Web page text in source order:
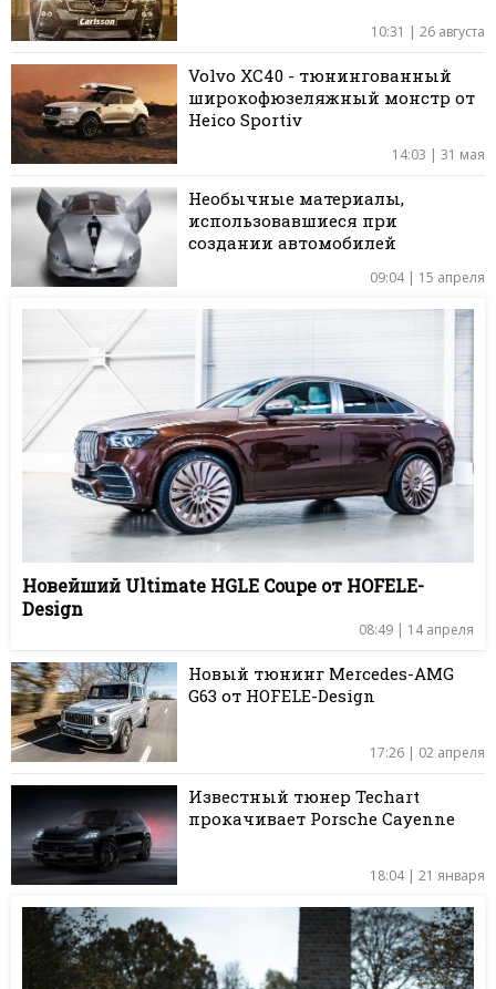
10:31 | 26 августа
Volvo XC40 - тюнингованный
широкофюзеляжный монстр от
Heico Sportiv
14:03 | 31 мая
Необычные материалы,
использовавшиеся при
создании автомобилей
09:04 | 15 апреля
Новейший Ultimate HGLE Coupe от HOFELE-
Design
08:49 | 14 апреля
Новый тюнинг Mercedes-AMG
G63 от HOFELE-Design
17:26 | 02 апреля
Известный тюнер Techart
прокачивает Porsche Cayenne
18:04 | 21 января